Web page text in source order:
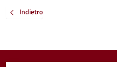
Indietro